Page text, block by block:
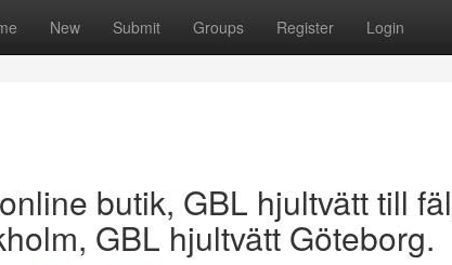
New Submit Groups Register Login
butik, GBL hjultvätt till
GBL hjultvätt Göteborg.